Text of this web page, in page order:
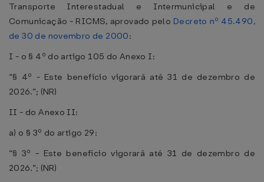
Transporte Interestadual e Intermunicipal e de
Comunicação - RICMS, aprovado pelo Decreto nº 45.490,
de 30 de novembro de 2000:
I - o § 4º do artigo 105 do Anexo I:
“§ 4º - Este benefício vigorará até 31 de dezembro de
2026.”; (NR)
II - do Anexo II:
a) o § 3º do artigo 29:
“§ 3º - Este benefício vigorará até 31 de dezembro de
2026.”; (NR)